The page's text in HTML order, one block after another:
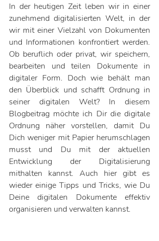
In der heutigen Zeit leben wir in einer
zunehmend digitalisierten Welt, in der
wir mit einer Vielzahl von Dokumenten
und Informationen konfrontiert werden.
Ob beruflich oder privat, wir speichern,
bearbeiten und teilen Dokumente in
digitaler Form. Doch wie behält man
den Überblick und schafft Ordnung in
seiner digitalen Welt? In diesem
Blogbeitrag möchte ich Dir die digitale
Ordnung näher vorstellen, damit Du
Dich weniger mit Papier herumschlagen
musst und Du mit der aktuellen
Entwicklung der Digitalisierung
mithalten kannst. Auch hier gibt es
wieder einige Tipps und Tricks, wie Du
Deine digitalen Dokumente effektiv
organisieren und verwalten kannst.